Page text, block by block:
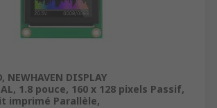
DISPLAY
1.8 pouce, 160 x 128 pixels Passif,
imprimé Parallèle,